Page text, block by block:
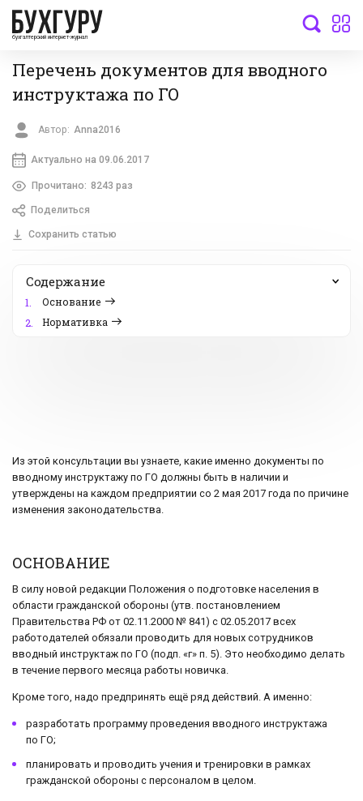
бухгалтерский интернет-журнал
Перечень документов для вводного
инструктажа по ГО
Автор: Anna2016
Актуально на 09.06.2017
Прочитано: 8243 раз
Поделиться
Сохранить статью
Содержание
1.
Основание
2.
Нормативка
Из этой консультации вы узнаете, какие именно документы по
вводному инструктажу по ГО должны быть в наличии и
утверждены на каждом предприятии со 2 мая 2017 года по причине
изменения законодательства.
ОСНОВАНИЕ
В силу новой редакции Положения о подготовке населения в
области гражданской обороны (утв. постановлением
Правительства РФ от 02.11.2000 № 841) с 02.05.2017 всех
работодателей обязали проводить для новых сотрудников
вводный инструктаж по ГО (подп. «г» п. 5). Это необходимо делать
в течение первого месяца работы новичка.
Кроме того, надо предпринять ещё ряд действий. А именно:
разработать программу проведения вводного инструктажа
по ГО;
планировать и проводить учения и тренировки в рамках
гражданской обороны с персоналом в целом.